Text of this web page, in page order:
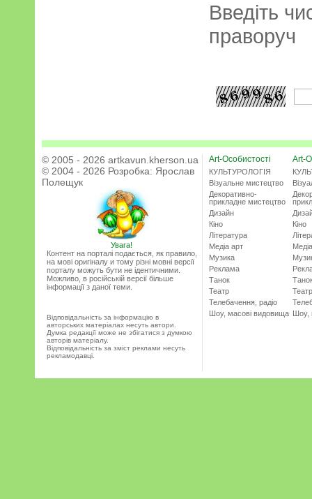
Введіть
праворуч
© 2005 - 2026 artkavun.kherson.ua
© 2004 - 2026 Розробка: Ярослав
Полещук
Увага!
Контент на порталі подається, як правило,
на мові оригіналу и тому різні мовні версії
порталу можуть бути не ідентичними.
Можливо, в російській версії більше
інформації з даної теми.
Відповідальність за інформацію в
авторських матеріалах несуть автори.
Думка редакції може не збігатися з думкою
авторів матеріалу.
Відповідальність за зміст реклами несуть
рекламодавці.
Art-Особистості
КУЛЬТУРОЛОГІЯ
Візуальне мистецтво
Декоративно-
прикладне мистецтво
Дизайн
Кіно
Література
Медіа арт
Музика
Реклама
Танок
Театр
Телебачення, радіо
Шоу, масові видовища
Art-
Кіно
Театр
Шоу,